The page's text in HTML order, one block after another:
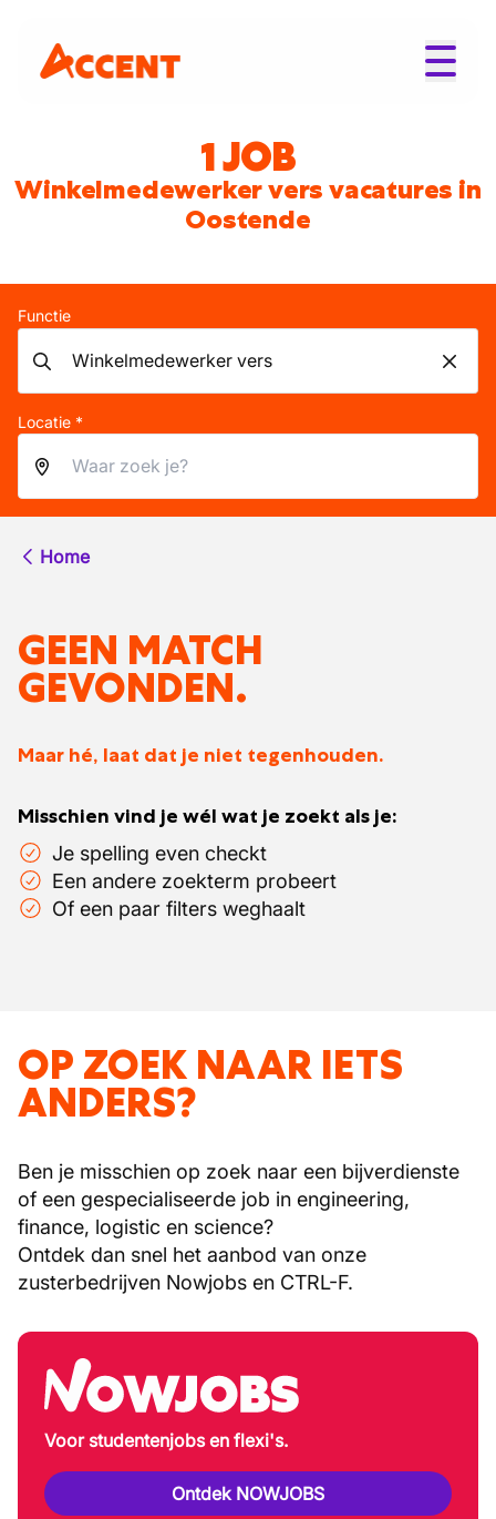
1 JOB
Winkelmedewerker vers vacatures in
Oostende
Functie
Locatie *
Home
GEEN MATCH
GEVONDEN.
Maar hé, laat dat je niet tegenhouden.
Misschien vind je wél wat je zoekt als je:
Je spelling even checkt
Een andere zoekterm probeert
Of een paar filters weghaalt
OP ZOEK NAAR IETS
ANDERS?
Ben je misschien op zoek naar een bijverdienste
of een gespecialiseerde job in engineering,
finance, logistic en science?
Ontdek dan snel het aanbod van onze
zusterbedrijven Nowjobs en CTRL-F.
Voor studentenjobs en flexi's.
Ontdek NOWJOBS